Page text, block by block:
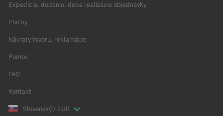
Expedícia, dodanie, doba realizácie objednávky
Platby
Návraty tovaru, reklamácie
Pomoc
FAQ
Kontakt
Slovenský / EUR